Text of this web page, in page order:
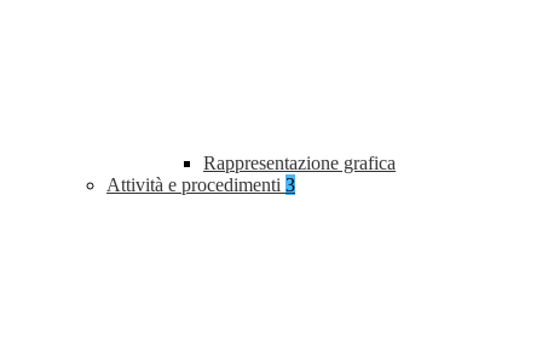
Rappresentazione grafica
Attività e procedimenti 3